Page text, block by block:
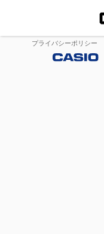
プライバシーポリシー